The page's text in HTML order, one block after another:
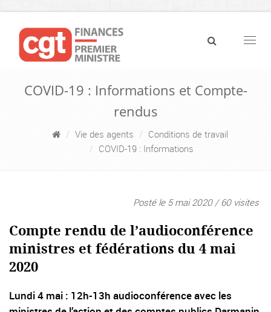
COVID-19 : Informations et Compte-
rendus
Vie des agents
Conditions de travail
COVID-19 : Informations
Posté le 5 mai 2020 / 60 visites
Compte rendu de l’audioconférence
ministres et fédérations du 4 mai
2020
Lundi 4 mai : 12h-13h audioconférence avec les